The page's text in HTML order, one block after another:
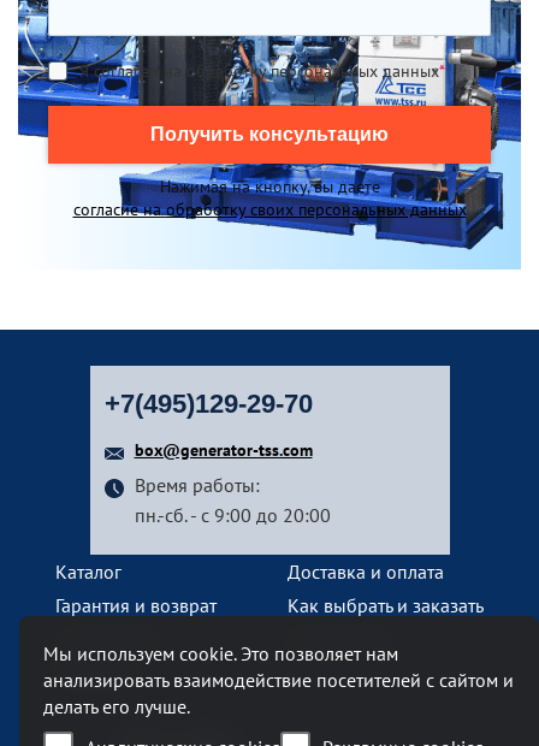
Я согласен на обработку персональных данных*
Получить консультацию
Нажимая на кнопку, вы даете
согласие на обработку своих персональных данных
+7(495)129-29-70
box@generator-tss.com
Время работы:
пн.-сб. - с 9:00 до 20:00
Каталог
Доставка и оплата
Гарантия и возврат
Как выбрать и заказать
Контакты
Мы используем cookie. Это позволяет нам
анализировать взаимодействие посетителей с сайтом и
делать его лучше.